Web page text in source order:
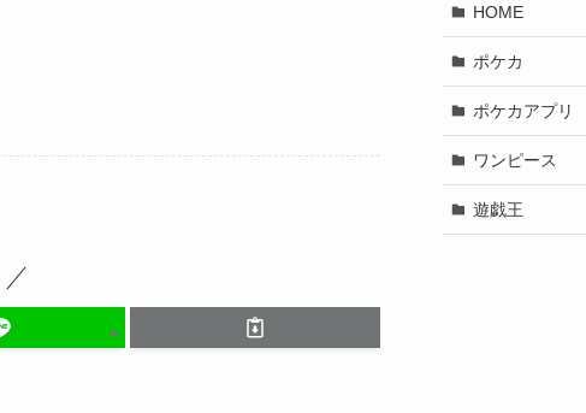
HOME
ポケカ
ポケカアプリ
ワンピース
遊戯王